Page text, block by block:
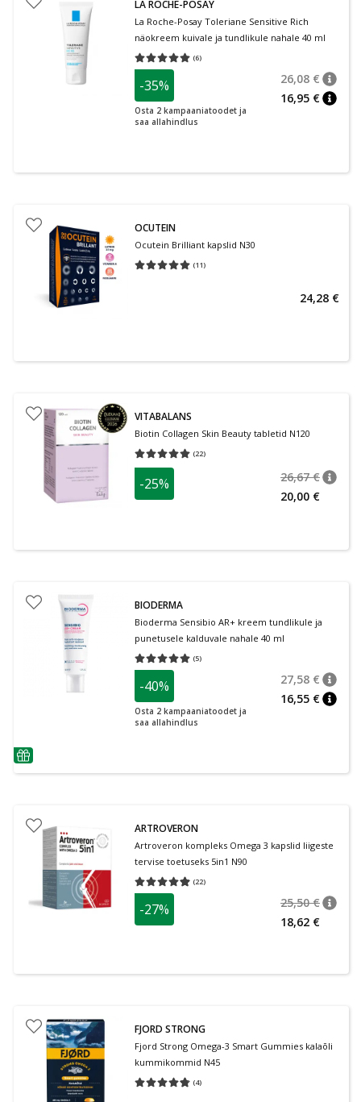
LA ROCHE-POSAY
La Roche-Posay Toleriane Sensitive Rich
näokreem kuivale ja tundlikule nahale 40 ml
(6)
Keskmine hinnang 5.00
-35%
Osta 2 kampaaniatoodet ja
saa allahindlus
26,08 €
16,95 €
OCUTEIN
Ocutein Brilliant kapslid N30
(11)
Keskmine hinnang 5.00
24,28 €
VITABALANS
Biotin Collagen Skin Beauty tabletid N120
(22)
Keskmine hinnang 5.00
-25% 26,67 €
20,00 €
nõuanne
BIODERMA
Bioderma Sensibio AR+ kreem tundlikule ja
punetusele kalduvale nahale 40 ml
(5)
Keskmine hinnang 5.00
-40%
Osta 2 kampaaniatoodet ja
saa allahindlus
27,58 €
16,55 €
ARTROVERON
Artroveron kompleks Omega 3 kapslid liigeste
tervise toetuseks 5in1 N90
(22)
Keskmine hinnang 4.91
-27% 25,50 €
18,62 €
FJORD STRONG
Fjord Strong Omega-3 Smart Gummies kalaõli
kummikommid N45
(4)
Keskmine hinnang 4.75